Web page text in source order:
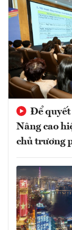
Để quyết
Nâng cao
chủ trương